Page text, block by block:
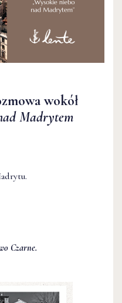
wokół
Madrytem
Czarne.